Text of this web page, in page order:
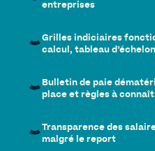
entreprises
Grilles indiciaires
calcul, tableau d’échelon
Bulletin de paie
place et règles à
Transparence des
malgré le report